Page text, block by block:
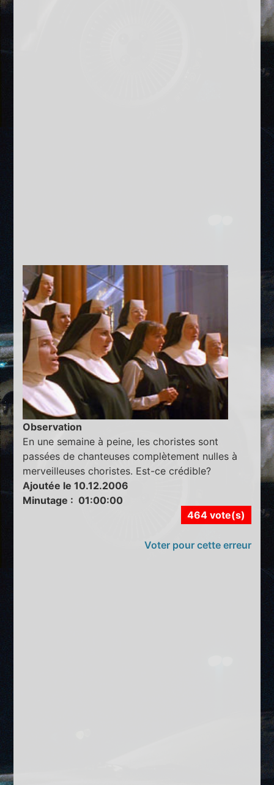
Observation
En une semaine à peine, les choristes sont
passées de chanteuses complètement nulles à
merveilleuses choristes. Est-ce crédible?
Ajoutée le 10.12.2006
Minutage : 01:00:00
464 vote(s)
Voter pour cette erreur